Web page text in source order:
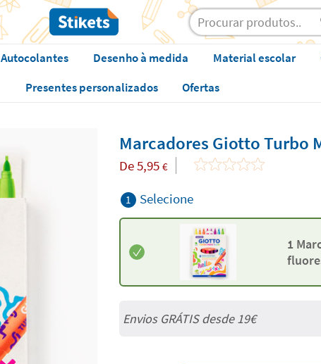
Autocolantes Desenho à medida Material escolar
Presentes personalizados
Ofertas
Marcadores Giotto Turbo
De5,95 €
1 Selecione
1
Envios GRÁTIS desde 19€